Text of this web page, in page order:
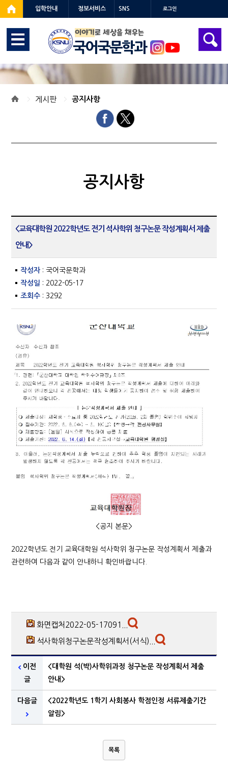
입학안내 정보서비스 SNS 로그인
이야기로 세상을 채우는
국어국문학과
게시판 공지사항
공지사항
<교육대학원 2022학년도 전기 석사학위 청구논문 작성계획서 제출
안내>
작성자 : 국어국문학과
작성일 : 2022-05-17
조회수 : 3292
<공지 본문>
2022학년도 전기 교육대학원 석사학위 청구논문 작성계획서 제출과
관련하여 다음과 같이 안내하니 확인바랍니다.
화면캡처2022-05-17091...
석사학위청구논문작성계획서(서식)...
이전
글
<대학원 석(박)사학위과정 청구논문 작성계획서 제출
안내>
다음글
<2022학년도 1학기 사회봉사 학점인정 서류제출기간
알림>
목록